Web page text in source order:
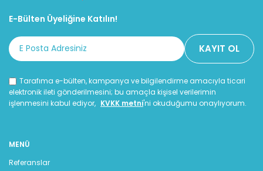
olan Perkins tüm dünyada
edilmektedir. Dünyanın
kullanabileceğiniz bir
markadır.
kadar her türlü üretim
faaliyetini gerçekleştirir. 1.3
litrelik modellere kadar 18
farklı seçeneği bulunan Yang
Dong, tüm kalite
E-Bülten Üyeliğine Katılın!
Tarafıma e-bülten, kampanya ve bilgilendirme amacıyla ticari
elektronik ileti gönderilmesini; bu amaçla kişisel verilerimin
işlenmesini kabul ediyor, KVKK metni'ni okuduğumu onaylıyorum.
MENÜ
Referanslar